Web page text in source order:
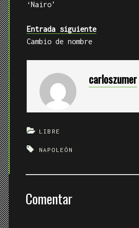
‘Nairo’
Entrada siguiente
Cambio de nombre
carloszumer
LIBRE
NAPOLEÓN
Comentar